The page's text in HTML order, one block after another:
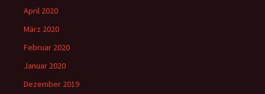
April 2020
März 2020
Februar 2020
Januar 2020
Dezember 2019